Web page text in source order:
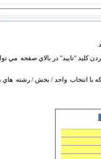
کليد "تاييد" در بالاي صفحه مي
" واحد / بخش / رشته " پنجره اي مانند شکل 2 باز مي شود که با انتخاب واحد / بخش